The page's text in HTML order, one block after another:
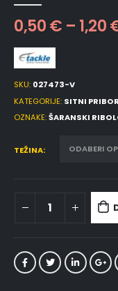
0,50€ – 1,20
SKU: 027473-V
KATEGORIJE: SITNI PRIBOR
OZNAKE:ŠARANSKI
TEŽINA